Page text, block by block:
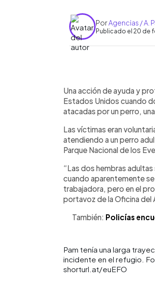
PorAgencias / A.
Publicado el 20 de
► Escuchar
Una acción de ayuda y
Estados Unidos cuando
atacadas por un perro,
Las víctimas eran
atendiendo a un perro
Parque Nacional de los
“Las dos hembras
cuando aparentemente
trabajadora, pero en el
portavoz de la Oficina del
También: Policías
Pam tenía una larga
incidente en el refugio.
shorturl.at/euEFO